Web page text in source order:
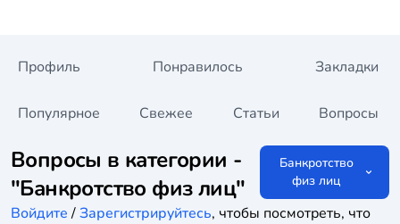
Профиль Понравилось Закладки
Популярное Свежее Статьи Вопросы
Вопросы в категории -
"Банкротство физ лиц"
Банкротство
физ лиц
Войдите/Зарегистрируйтесь, чтобы посмотреть, что